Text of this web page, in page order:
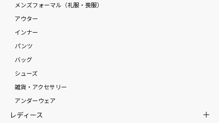
メンズフォーマル（礼服・喪服）
アウター
インナー
パンツ
バッグ
シューズ
雑貨・アクセサリー
アンダーウェア
レディース